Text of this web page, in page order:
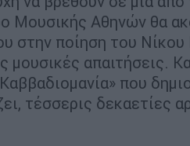
Μουσικής Αθηνών θα
στην ποίηση του
μουσικές απαιτήσεις.
που
τέσσερις δεκαετίες